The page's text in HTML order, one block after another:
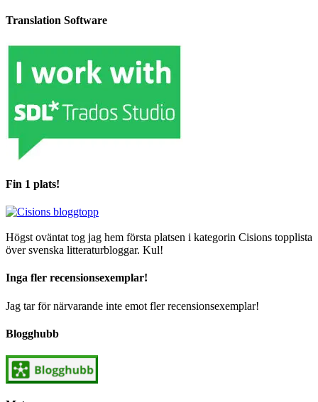
Translation Software
Fin 1 plats!
Högst oväntat tog jag hem första platsen i kategorin Cisions topplista
över svenska litteraturbloggar. Kul!
Inga fler recensionsexemplar!
Jag tar för närvarande inte emot fler recensionsexemplar!
Blogghubb